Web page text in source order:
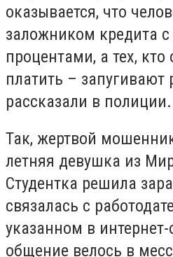
оказывается, что
заложником кредита
процентами, а тех, кто
платить – запугивают
рассказали в полиции.
Так, жертвой
летняя девушка из
Студентка решила
связалась с
указанном в
общение велось в